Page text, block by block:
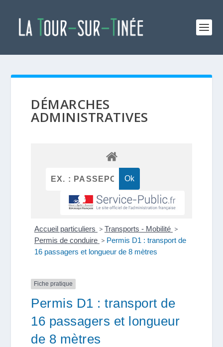
DÉMARCHES
ADMINISTRATIVES
Accueil particuliers > Transports - Mobilité >
Permis de conduire > Permis D1 : transport de
16 passagers et longueur de 8 mètres
Fiche pratique
Permis D1 : transport de
16 passagers et longueur
de 8 mètres